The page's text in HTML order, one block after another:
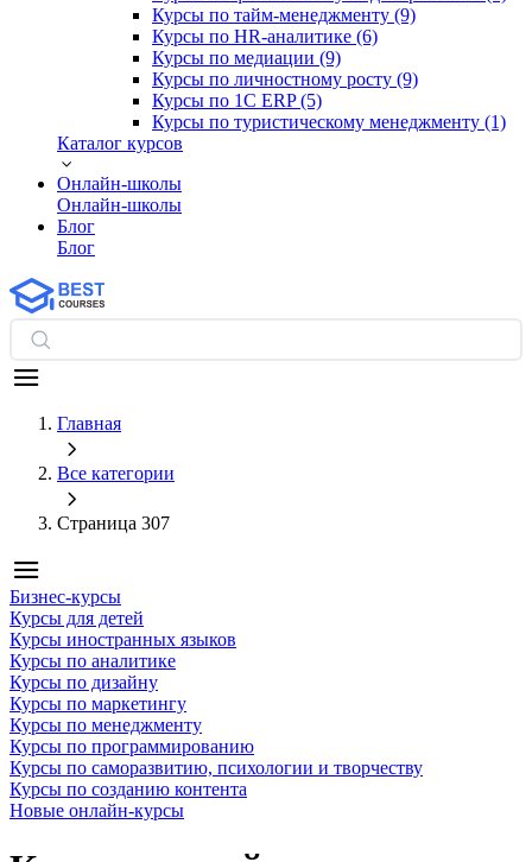
Курсы по тайм-менеджменту (9)
Курсы по HR-аналитике (6)
Курсы по медиации (9)
Курсы по личностному росту (9)
Курсы по 1С ERP (5)
Курсы по туристическому менеджменту (1)
Каталог курсов
Онлайн-школы
Онлайн-школы
Блог
Блог
Главная
Все категории
Страница 307
Бизнес-курсы
Курсы для детей
Курсы иностранных языков
Курсы по аналитике
Курсы по дизайну
Курсы по маркетингу
Курсы по менеджменту
Курсы по программированию
Курсы по саморазвитию, психологии и творчеству
Курсы по созданию контента
Новые онлайн‑курсы